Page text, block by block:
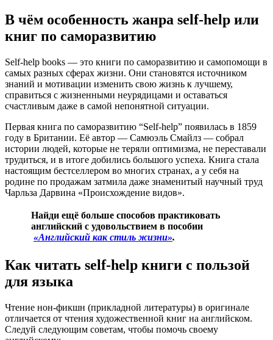
В чём особенность жанра self-help или
книг по саморазвитию
Self-help books — это книги по саморазвитию и самопомощи в
самых разных сферах жизни. Они становятся источником
знаний и мотивации изменить свою жизнь к лучшему,
справиться с жизненными неурядицами и оставаться
счастливым даже в самой непонятной ситуации.
Первая книга по саморазвитию “Self-help” появилась в 1859
году в Британии. Её автор — Самюэль Смайлз — собрал
истории людей, которые не теряли оптимизма, не переставали
трудиться, и в итоге добились большого успеха. Книга стала
настоящим бестселлером во многих странах, а у себя на
родине по продажам затмила даже знаменитый научный труд
Чарльза Дарвина «Происхождение видов».
Найди ещё больше способов практиковать
английский с удовольствием в пособии
«‎Английский как стиль жизни»‎.
Как читать self-help книги с пользой
для языка
Чтение нон-фикшн (прикладной литературы) в оригинале
отличается от чтения художественной книг на английском.
Следуй следующим советам, чтобы помочь своему